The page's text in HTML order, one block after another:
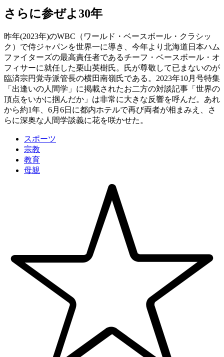
さらに参ぜよ30年
昨年(2023年)のWBC（ワールド・ベースボール・クラシッ
ク）で侍ジャパンを世界一に導き、今年より北海道日本ハム
ファイターズの最高責任者であるチーフ・ベースボール・オ
フィサーに就任した栗山英樹氏。氏が尊敬して已まないのが
臨済宗円覚寺派管長の横田南嶺氏である。2023年10月号特集
「出逢いの人間学」に掲載されたお二方の対談記事「世界の
頂点をいかに掴んだか」は非常に大きな反響を呼んだ。あれ
から約1年、6月6日に都内ホテルで再び両者が相まみえ、さ
らに深奥な人間学談義に花を咲かせた。
スポーツ
宗教
教育
母親